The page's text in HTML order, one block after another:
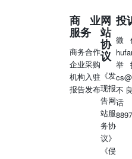
险。本报告包含的信息可能不适
国际（香港）有限公司（以下简
性化投资建议。本报告在准备时
标、财务状况或特殊要求。过往
际事件可能与报告中包含的内容
值和回报均不确定，且不保证，
表现或其他市场变量因素而波
立评估特定的投资和策略，并
问，以便做出自己的投资决策。
息均由CMBIGM编制，仅供向
构（如有）提供信息之用。本
商业
服务
商务合作
企业采购
机构入驻
报告发布
网
站
协
议
《发
现报
告网
站服
务协
议》
《侵
投
微
举
不